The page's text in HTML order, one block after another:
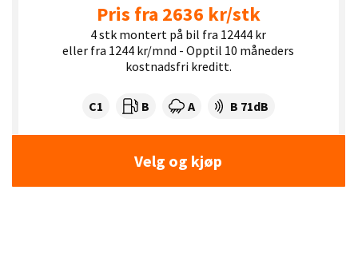
Pris fra 2636 kr/stk
4 stk montert på bil fra 12444 kr
eller fra 1244 kr/mnd - Opptil 10 måneders
kostnadsfri kreditt.
Dekklasse:
C1 Drivstofforbruk:
B Våtgrep:
A Dekkstøy (dB):
B 71dB
Velg og kjøp